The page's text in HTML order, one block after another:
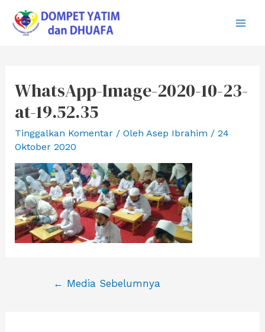
konten
WhatsApp-Image-2020-10-23-
at-19.52.35
Tinggalkan Komentar / Oleh Asep Ibrahim / 24
Oktober 2020
Navigasi
← Media Sebelumnya